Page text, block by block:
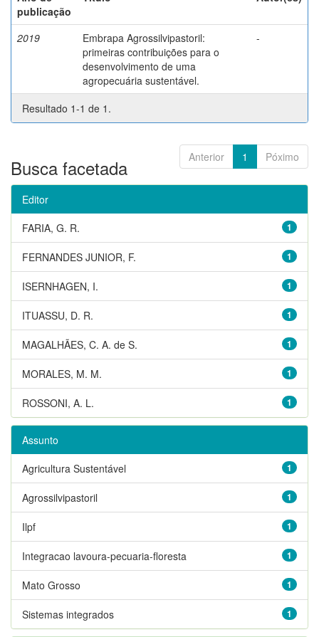
publicação
2019
Embrapa Agrossilvipastoril:
primeiras contribuições para o
desenvolvimento de uma
agropecuária sustentável.
-
Resultado 1-1 de 1.
Anterior 1 Póximo
Busca facetada
Editor
1
FARIA, G. R.
1
FERNANDES JUNIOR, F.
1
ISERNHAGEN, I.
1
ITUASSU, D. R.
1
MAGALHÃES, C. A. de S.
1
MORALES, M. M.
1
ROSSONI, A. L.
Assunto
1
Agricultura Sustentável
1
Agrossilvipastoril
1
Ilpf
1
Integracao lavoura-pecuaria-floresta
1
Mato Grosso
1
Sistemas integrados